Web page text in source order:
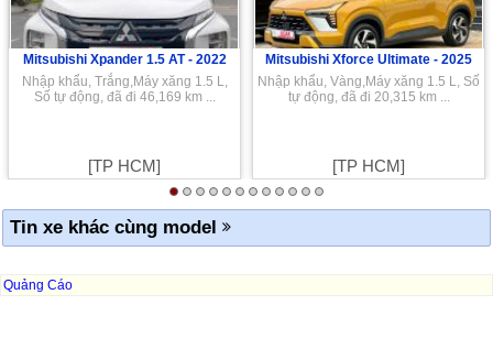
Mitsubishi Xpander 1.5 AT - 2022
Nhập khẩu, Trắng,Máy xăng 1.5 L,
Số tự động, đã đi 46,169 km ...
[TP HCM]
Mitsubishi Xforce Ultimate - 2025
Nhập khẩu, Vàng,Máy xăng 1.5 L, Số
tự động, đã đi 20,315 km ...
[TP HCM]
Tin xe khác cùng model
Quảng Cáo